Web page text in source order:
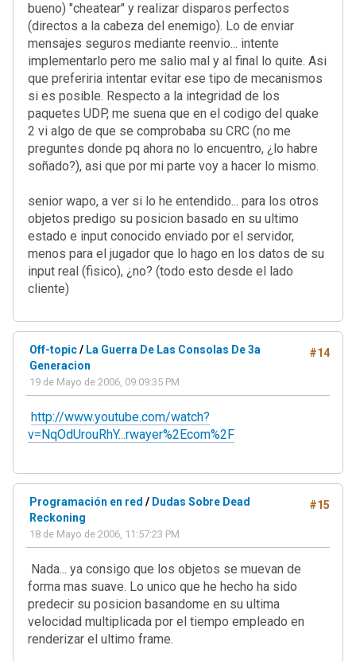
bueno) "cheatear" y realizar disparos perfectos
(directos a la cabeza del enemigo). Lo de enviar
mensajes seguros mediante reenvio... intente
implementarlo pero me salio mal y al final lo quite. Asi
que preferiria intentar evitar ese tipo de mecanismos
si es posible. Respecto a la integridad de los
paquetes UDP, me suena que en el codigo del quake
2 vi algo de que se comprobaba su CRC (no me
preguntes donde pq ahora no lo encuentro, ¿lo habre
soñado?), asi que por mi parte voy a hacer lo mismo.
senior wapo, a ver si lo he entendido... para los otros
objetos predigo su posicion basado en su ultimo
estado e input conocido enviado por el servidor,
menos para el jugador que lo hago en los datos de su
input real (fisico), ¿no? (todo esto desde el lado
cliente)
#14
Off-topic/ La Guerra De Las Consolas De 3a
Generacion
19 de Mayo de 2006, 09:09:35 PM
http://www.youtube.com/watch?
v=NqOdUrouRhY...rwayer%2Ecom%2F
#15
Programación en red / Dudas Sobre Dead
Reckoning
18 de Mayo de 2006, 11:57:23 PM
Nada... ya consigo que los objetos se muevan de
forma mas suave. Lo unico que he hecho ha sido
predecir su posicion basandome en su ultima
velocidad multiplicada por el tiempo empleado en
renderizar el ultimo frame.